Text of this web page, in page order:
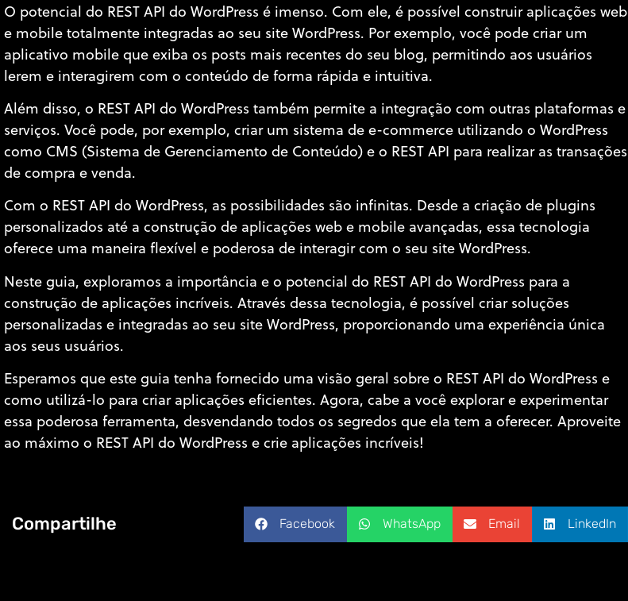
O potencial do REST API do WordPress é imenso. Com ele, é possível construir aplicações web
e mobile totalmente integradas ao seu site WordPress. Por exemplo, você pode criar um
aplicativo mobile que exiba os posts mais recentes do seu blog, permitindo aos usuários
lerem e interagirem com o conteúdo de forma rápida e intuitiva.
Além disso, o REST API do WordPress também permite a integração com outras plataformas e
serviços. Você pode, por exemplo, criar um sistema de e-commerce utilizando o WordPress
como CMS (Sistema de Gerenciamento de Conteúdo) e o REST API para realizar as transações
de compra e venda.
Com o REST API do WordPress, as possibilidades são infinitas. Desde a criação de plugins
personalizados até a construção de aplicações web e mobile avançadas, essa tecnologia
oferece uma maneira flexível e poderosa de interagir com o seu site WordPress.
Neste guia, exploramos a importância e o potencial do REST API do WordPress para a
construção de aplicações incríveis. Através dessa tecnologia, é possível criar soluções
personalizadas e integradas ao seu site WordPress, proporcionando uma experiência única
aos seus usuários.
Esperamos que este guia tenha fornecido uma visão geral sobre o REST API do WordPress e
como utilizá-lo para criar aplicações eficientes. Agora, cabe a você explorar e experimentar
essa poderosa ferramenta, desvendando todos os segredos que ela tem a oferecer. Aproveite
ao máximo o REST API do WordPress e crie aplicações incríveis!
Compartilhe Facebook WhatsApp Email LinkedIn